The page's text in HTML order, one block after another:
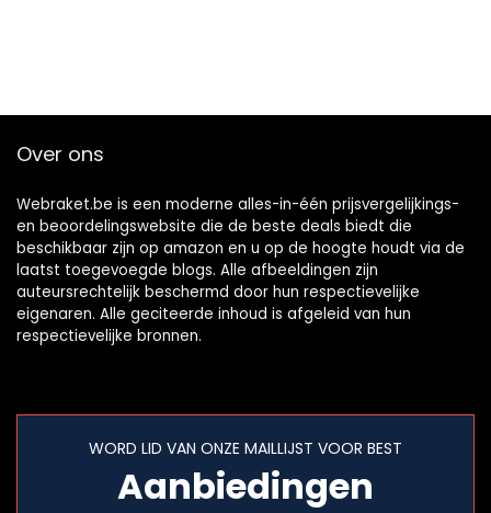
Over ons
Webraket.be is een moderne alles-in-één prijsvergelijkings-
en beoordelingswebsite die de beste deals biedt die
beschikbaar zijn op amazon en u op de hoogte houdt via de
laatst toegevoegde blogs. Alle afbeeldingen zijn
auteursrechtelijk beschermd door hun respectievelijke
eigenaren. Alle geciteerde inhoud is afgeleid van hun
respectievelijke bronnen.
WORD LID VAN ONZE MAILLIJST VOOR BEST
Aanbiedingen